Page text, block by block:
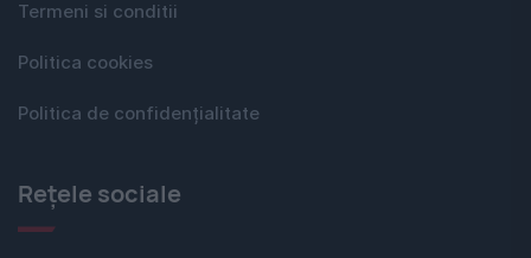
Termeni si conditii
Politica cookies
Politica de confidențialitate
Rețele sociale